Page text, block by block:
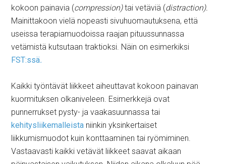
kokoon painavia (compression)tai vetäviä (distraction).
Mainittakoon vielä nopeasti sivuhuomautuksena, että
useissa terapiamuodoissa raajan pituussunnassa
vetämistä kutsutaan traktioksi. Näin on esimerkiksi
FST:ssä.
Kaikki työntävät liikkeet aiheuttavat kokoon painavan
kuormituksen olkaniveleen. Esimerkkejä ovat
punnerrukset pysty- ja vaakasuunnassa tai
kehitysliikemalleista niinkin yksinkertaiset
liikkumismuodot kuin konttaaminen tai ryömiminen.
Vastaavasti kaikki vetävät liikkeet saavat aikaan